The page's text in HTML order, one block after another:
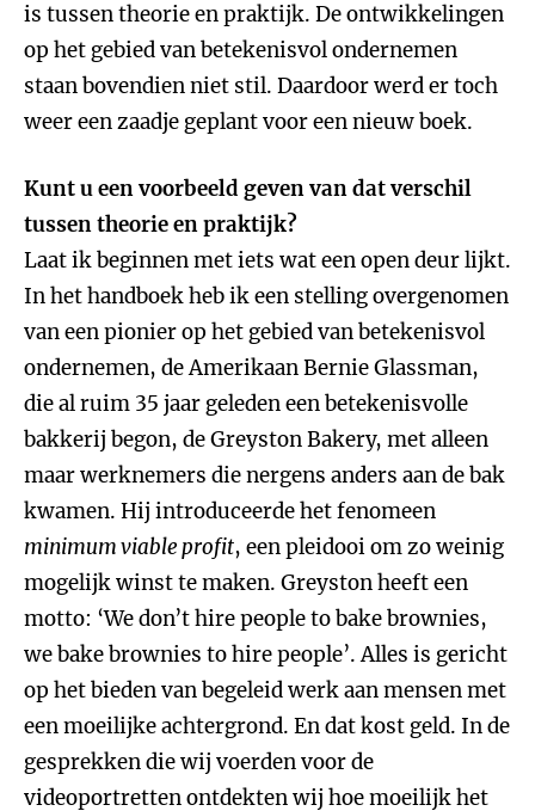
is tussen theorie en praktijk. De ontwikkelingen
op het gebied van betekenisvol ondernemen
staan bovendien niet stil. Daardoor werd er toch
weer een zaadje geplant voor een nieuw boek.
Kunt u een voorbeeld geven van dat verschil
tussen theorie en praktijk?
Laat ik beginnen met iets wat een open deur lijkt.
In het handboek heb ik een stelling overgenomen
van een pionier op het gebied van betekenisvol
ondernemen, de Amerikaan Bernie Glassman,
die al ruim 35 jaar geleden een betekenisvolle
bakkerij begon, de Greyston Bakery, met alleen
maar werknemers die nergens anders aan de bak
kwamen. Hij introduceerde het fenomeen
minimum viable profit, een pleidooi om zo weinig
mogelijk winst te maken. Greyston heeft een
motto: ‘We don’t hire people to bake brownies,
we bake brownies to hire people’. Alles is gericht
op het bieden van begeleid werk aan mensen met
een moeilijke achtergrond. En dat kost geld. In de
gesprekken die wij voerden voor de
videoportretten ontdekten wij hoe moeilijk het